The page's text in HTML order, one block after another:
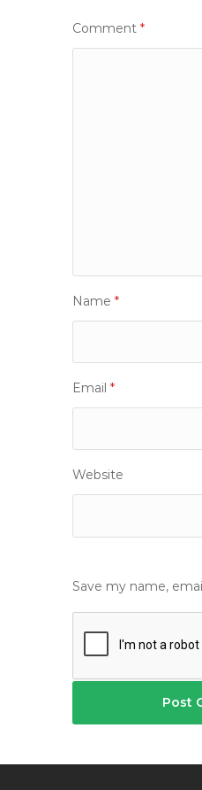
Comment *
Name *
Email *
Website
Save my name,